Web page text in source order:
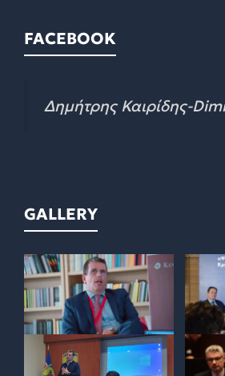
FACEBOOK
Δημήτρης Καιρίδης-
GALLERY